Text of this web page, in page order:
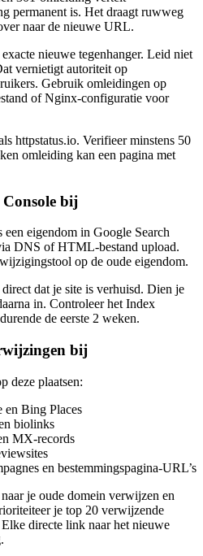
permanent is. Het draagt ruwweg
naar de nieuwe URL.
nieuwe tegenhanger. Leid niet
vernietigt autoriteit op
Gebruik omleidingen op
of Nginx-configuratie voor
httpstatus.io. Verifieer minstens 50
omleiding kan een pagina met
bij
eigendom in Google Search
DNS of HTML-bestand upload.
op de oude eigendom.
dat je site is verhuisd. Dien je
in. Controleer het Index
de eerste 2 weken.
bij
deze plaatsen:
en Bing Places
biolinks
MX-records
en bestemmingspagina-URL’s
je oude domein verwijzen en
je top 20 verwijzende
directe link naar het nieuwe